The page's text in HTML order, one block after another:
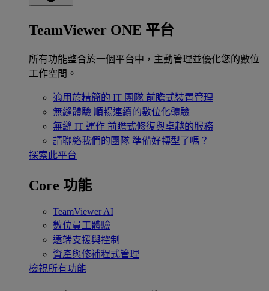
TeamViewer ONE 平台
所有功能整合於一個平台中，主動管理並優化您的數位
工作空間。
適用於精簡的 IT 團隊 前瞻式裝置管理
無縫體驗 順暢連續的數位化體驗
無縫 IT 運作 前瞻式修復與卓越的服務
請聯絡我們的團隊 準備好轉型了嗎？
探索此平台
Core 功能
TeamViewer AI
數位員工體驗
遠端支援與控制
資產與修補程式管理
檢視所有功能